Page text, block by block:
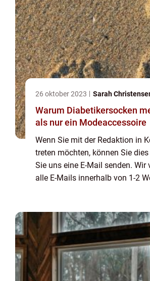
26 oktober 2023 Sarah
Warum Diabetikersocken
als nur ein Modeaccessoire
Wenn Sie mit der Redaktion in
treten möchten, können Sie
Sie uns eine E-Mail senden. Wir
alle E-Mails innerhalb von 1-2
unse...